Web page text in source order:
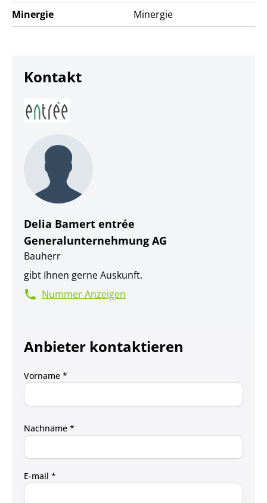
Minergie Minergie
Kontakt
Delia Bamert entrée
Generalunternehmung AG
Bauherr
gibt Ihnen gerne Auskunft.
Nummer Anzeigen
Anbieter kontaktieren
Vorname *
Nachname *
E-mail *